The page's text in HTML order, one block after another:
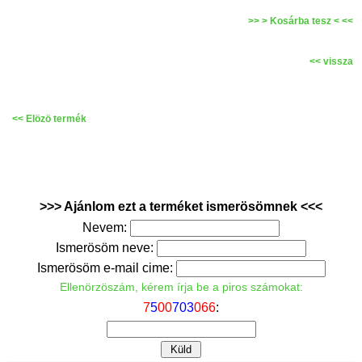
>> > Kosárba tesz < <<
<< vissza
<< Elözö termék
>>> Ajánlom ezt a terméket ismerösömnek <<<
Nevem:
Ismerösöm neve:
Ismerösöm e-mail cime:
Ellenörzöszám, kérem írja be a piros számokat:
7500703066: